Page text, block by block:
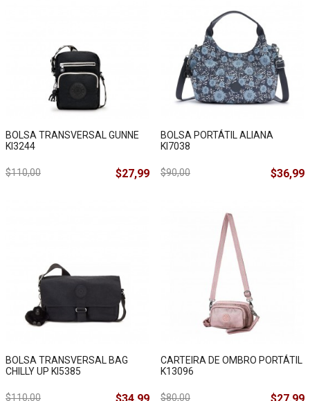
BOLSA TRANSVERSAL GUNNE
KI3244
$110,00 $27,99
BOLSA PORTÁTIL ALIANA
KI7038
$90,00 $36,99
BOLSA TRANSVERSAL BAG
CHILLY UP KI5385
$110,00
CARTEIRA DE OMBRO PORTÁTIL
K13096
$80,00